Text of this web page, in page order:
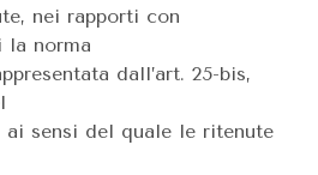
nei rapporti con
la norma
dall’art. 25-bis,
ai sensi del quale le ritenute